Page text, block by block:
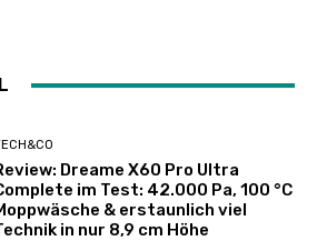
Dreame X60 Pro Ultra
im Test: 42.000 Pa, 100 °C
& erstaunlich viel
in nur 8,9 cm Höhe